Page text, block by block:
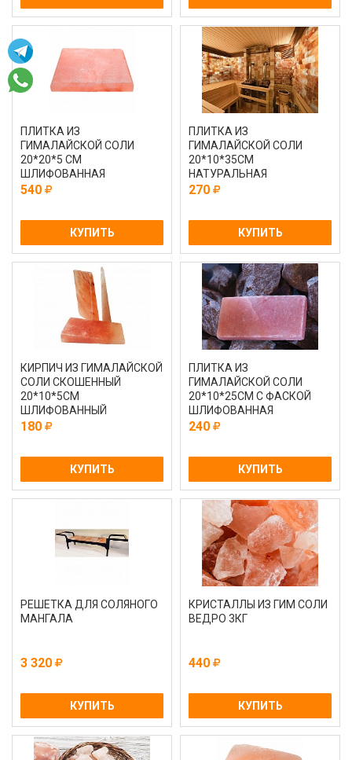
ПЛИТКА ИЗ
ГИМАЛАЙСКОЙ СОЛИ
20*20*5 СМ
ШЛИФОВАННАЯ
540
КУПИТЬ
ПЛИТКА ИЗ
ГИМАЛАЙСКОЙ СОЛИ
20*10*35СМ
НАТУРАЛЬНАЯ
270
КУПИТЬ
КИРПИЧ ИЗ ГИМАЛАЙСКОЙ
СОЛИ СКОШЕННЫЙ
20*10*5СМ
ШЛИФОВАННЫЙ
180
КУПИТЬ
ПЛИТКА ИЗ
ГИМАЛАЙСКОЙ СОЛИ
20*10*25СМ С ФАСКОЙ
ШЛИФОВАННАЯ
240
КУПИТЬ
РЕШЕТКА ДЛЯ СОЛЯНОГО
МАНГАЛА
3 320
КУПИТЬ
КРИСТАЛЛЫ ИЗ ГИМ СОЛИ
ВЕДРО 3КГ
440
КУПИТЬ